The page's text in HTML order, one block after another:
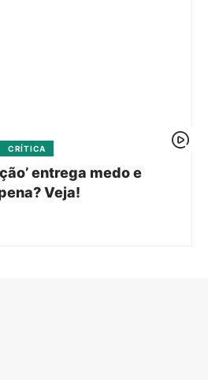
CRÍTICA
entrega medo e
Veja!